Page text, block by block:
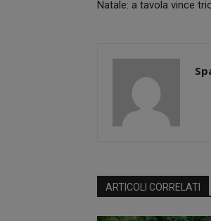
Natale: a tavola vince
ARTICOLI CORRELATI